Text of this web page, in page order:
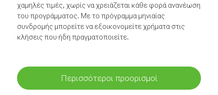
χαμηλές τιμές, χωρίς να χρειάζεται κάθε φορά ανανέωση
του προγράμματος. Με το πρόγραμμα μηνιαίας
συνδρομής μπορείτε να εξοικονομείτε χρήματα στις
κλήσεις που ήδη πραγματοποιείτε.
Περισσότεροι προορισμοί